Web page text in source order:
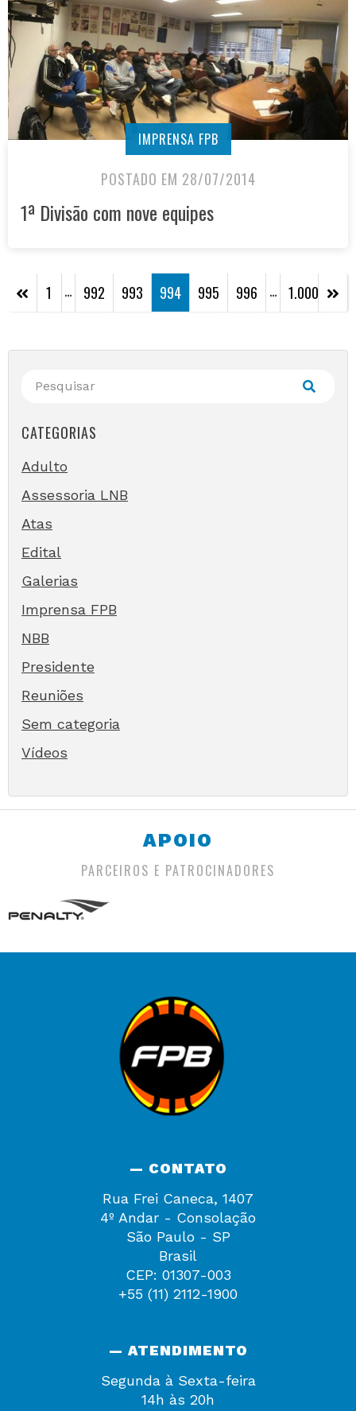
IMPRENSA FPB
POSTADO EM 28/07/2014
1ª Divisão com nove equipes
1 … 992 993 994 995 996 … 1.000
CATEGORIAS
Adulto
Assessoria LNB
Atas
Edital
Galerias
Imprensa FPB
NBB
Presidente
Reuniões
Sem categoria
Vídeos
APOIO
PARCEIROS E PATROCINADORES
— CONTATO
Rua Frei Caneca, 1407
4º Andar - Consolação
São Paulo - SP
Brasil
CEP: 01307-003
+55 (11) 2112-1900
— ATENDIMENTO
Segunda à Sexta-feira
14h às 20h